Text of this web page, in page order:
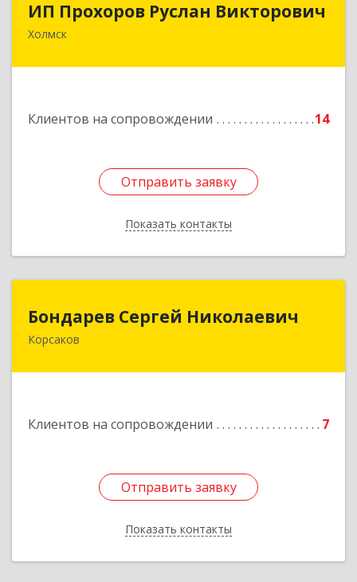
ИП Прохоров Руслан Викторович
Холмск
Клиентов на сопровождении 14
Отправить заявку
Показать контакты
694620, Сахалинская обл, Холмский р-н, Холмск
Отправить заявку
Назад
Бондарев Сергей Николаевич
Корсаков
Клиентов на сопровождении 7
Отправить заявку
Показать контакты
Бондарев Сергей Николаевич
Отправить заявку
Назад